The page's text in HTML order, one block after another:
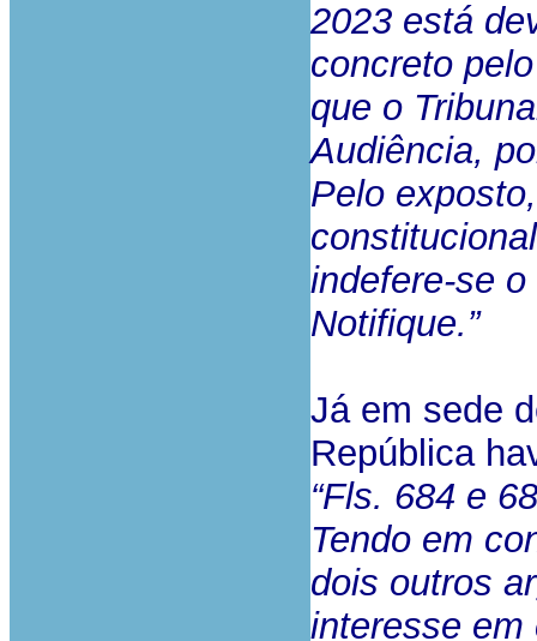
2023 está
concreto
que o
Audiência,
Pelo
indefere-se
Notifique.”
Já em sede
República
“Fls. 684 e
Tendo em
dois outros
interesse